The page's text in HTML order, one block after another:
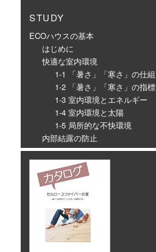
STUDY
ECOハウスの基本
はじめに
快適な室内環境
1-1 「暑さ」「寒さ」の仕組
1-2 「暑さ」「寒さ」の指標
1-3 室内環境とエネルギー
1-4 室内環境と太陽
1-5 局所的な不快環境
内部結露の防止